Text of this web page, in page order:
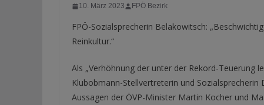
10. März 2023 FPÖ Bezirk
FPÖ-Sozialsprecherin Belakowitsch:
Reinkultur.“
Als „Verhöhnung der unter der Rekord-Teuerung
Klubobmann-Stellvertreterin und
Aussagen der ÖVP-Minister Martin Kocher und